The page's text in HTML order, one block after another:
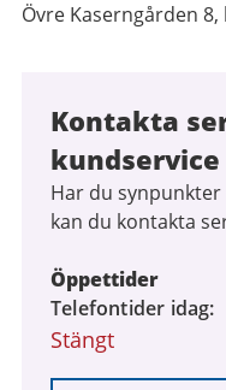
Övre Kaserngården 8,
Kontakta
kundservice
Har du
kan du kontakta
Öppettider
Telefontider idag
Stängt